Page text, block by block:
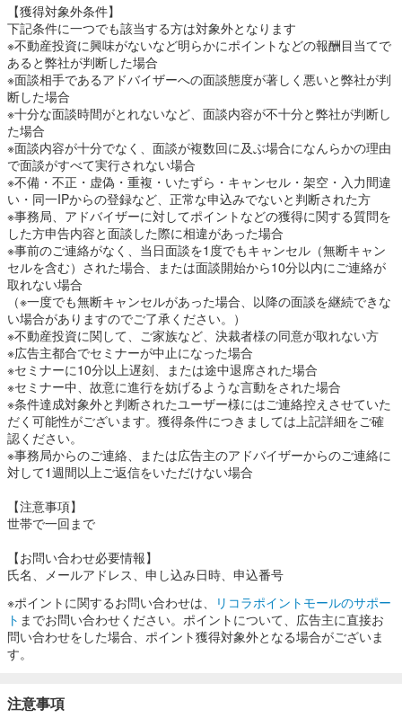
【獲得対象外条件】
下記条件に一つでも該当する方は対象外となります
※不動産投資に興味がないなど明らかにポイントなどの報酬目当てで
あると弊社が判断した場合
※面談相手であるアドバイザーへの面談態度が著しく悪いと弊社が判
断した場合
※十分な面談時間がとれないなど、面談内容が不十分と弊社が判断し
た場合
※面談内容が十分でなく、面談が複数回に及ぶ場合になんらかの理由
で面談がすべて実行されない場合
※不備・不正・虚偽・重複・いたずら・キャンセル・架空・入力間違
い・同一IPからの登録など、正常な申込みでないと判断された方
※事務局、アドバイザーに対してポイントなどの獲得に関する質問を
した方申告内容と面談した際に相違があった場合
※事前のご連絡がなく、当日面談を1度でもキャンセル（無断キャン
セルを含む）された場合、または面談開始から10分以内にご連絡が
取れない場合
（※一度でも無断キャンセルがあった場合、以降の面談を継続できな
い場合がありますのでご了承ください。）
※不動産投資に関して、ご家族など、決裁者様の同意が取れない方
※広告主都合でセミナーが中止になった場合
※セミナーに10分以上遅刻、または途中退席された場合
※セミナー中、故意に進行を妨げるような言動をされた場合
※条件達成対象外と判断されたユーザー様にはご連絡控えさせていた
だく可能性がございます。獲得条件につきましては上記詳細をご確
認ください。
※事務局からのご連絡、または広告主のアドバイザーからのご連絡に
対して1週間以上ご返信をいただけない場合
【注意事項】
世帯で一回まで
【お問い合わせ必要情報】
氏名、メールアドレス、申し込み日時、申込番号
※ポイントに関するお問い合わせは、
リコラポイントモールのサポー
ト までお問い合わせください。ポイントについて、広告主に直接お
問い合わせをした場合、ポイント獲得対象外となる場合がございま
す。
注意事項